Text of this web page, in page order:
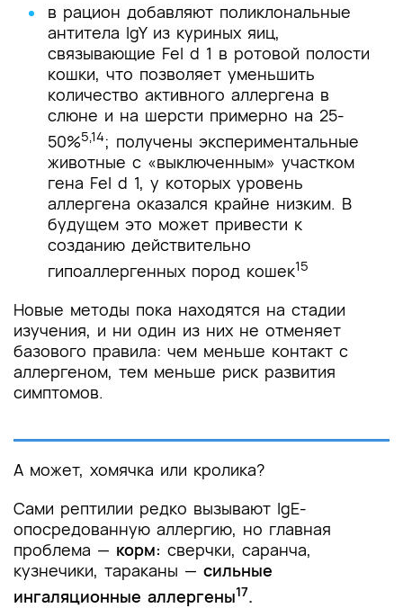
в рацион добавляют поликлональные
антитела IgY из куриных яиц,
связывающие Fel d 1 в ротовой полости
кошки, что позволяет уменьшить
количество активного аллергена в
слюне и на шерсти примерно на 25-
50%5,14; получены экспериментальные
животные с «выключенным» участком
гена Fel d 1, у которых уровень
аллергена оказался крайне низким. В
будущем это может привести к
созданию действительно
гипоаллергенных пород кошек15
Новые методы пока находятся на стадии
изучения, и ни один из них не отменяет
базового правила: чем меньше контакт с
аллергеном, тем меньше риск развития
симптомов.
А может, хомячка или кролика?
Сами рептилии редко вызывают IgE-
опосредованную аллергию, но главная
проблема — корм: сверчки, саранча,
кузнечики, тараканы — сильные
ингаляционные аллергены17.